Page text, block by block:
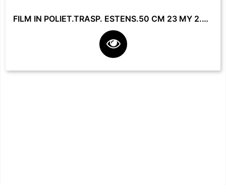
FILM IN POLIET.TRASP. ESTENS.50 CM 23 MY 2.2 KG **